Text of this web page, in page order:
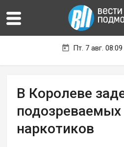
Пт. 7 авг. 08:09
В Королеве
наркотиков